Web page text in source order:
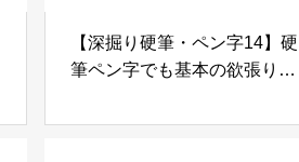
【深掘り硬筆・ペン字14】硬
筆ペン字でも基本の欲張りセ
「東」を書いてみよう！【す